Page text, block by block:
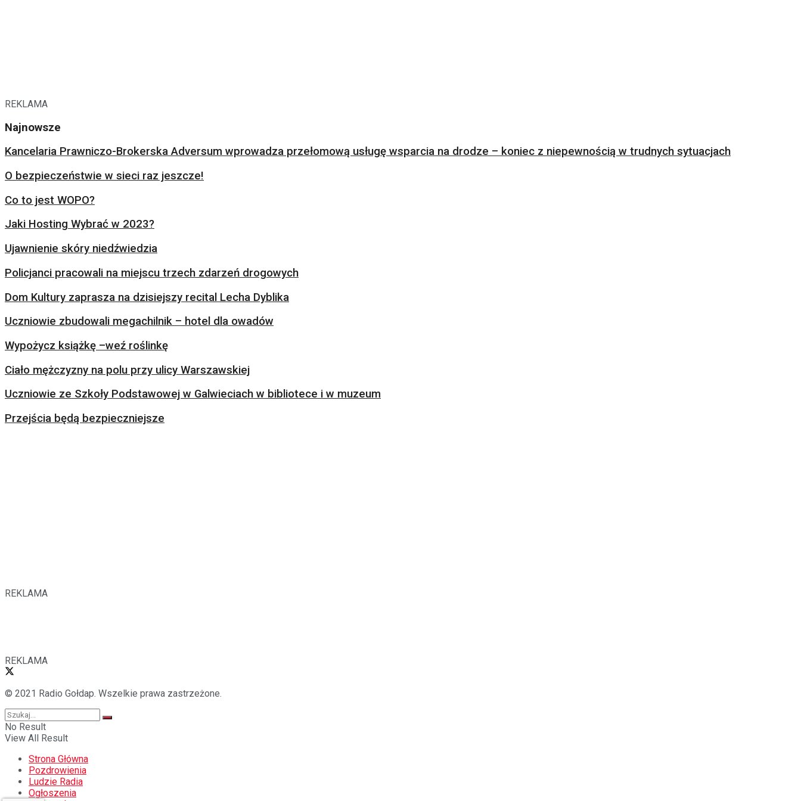
REKLAMA
Najnowsze
Kancelaria Prawniczo-Brokerska Adversum wprowadza przełomową usługę wsparcia na drodze – koniec z niepewnością w trudnych sytuacjach
O bezpieczeństwie w sieci raz jeszcze!
Co to jest WOPO?
Jaki Hosting Wybrać w 2023?
Ujawnienie skóry niedźwiedzia
Policjanci pracowali na miejscu trzech zdarzeń drogowych
Dom Kultury zaprasza na dzisiejszy recital Lecha Dyblika
Uczniowie zbudowali megachilnik – hotel dla owadów
Wypożycz książkę –weź roślinkę
Ciało mężczyzny na polu przy ulicy Warszawskiej
Uczniowie ze Szkoły Podstawowej w Galwieciach w bibliotece i w muzeum
Przejścia będą bezpieczniejsze
REKLAMA
REKLAMA
© 2021 Radio Gołdap. Wszelkie prawa zastrzeżone.
No Result
View All Result
Strona Główna
Pozdrowienia
Ludzie Radia
Ogłoszenia